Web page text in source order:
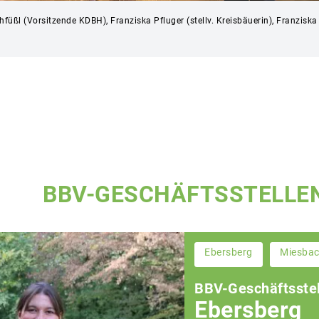
(Vorsitzende KDBH), Franziska Pfluger (stellv. Kreisbäuerin),
BBV-
Ebersberg
BBV-
Ebersberg